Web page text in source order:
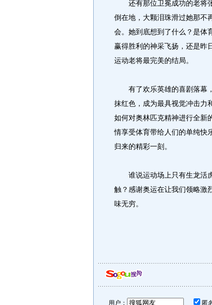
还有那位卫冕成功的老将张
倒在地，大颗泪珠滑过她那不
会。她到底想到了什么？是体
赢得胜利的神采飞扬，还是昨
运动老将最完美的结局。
有了欢乐英雄的喜剧落幕，
抹红色，成为最具视觉冲击力
如何对奥林匹克精神进行全新
情享受体育带给人们的单纯快
归来的精彩一刻。
谁说运动场上只有生龙活虎
触？感谢奥运在让我们领略激
味无穷。
用户： 匿